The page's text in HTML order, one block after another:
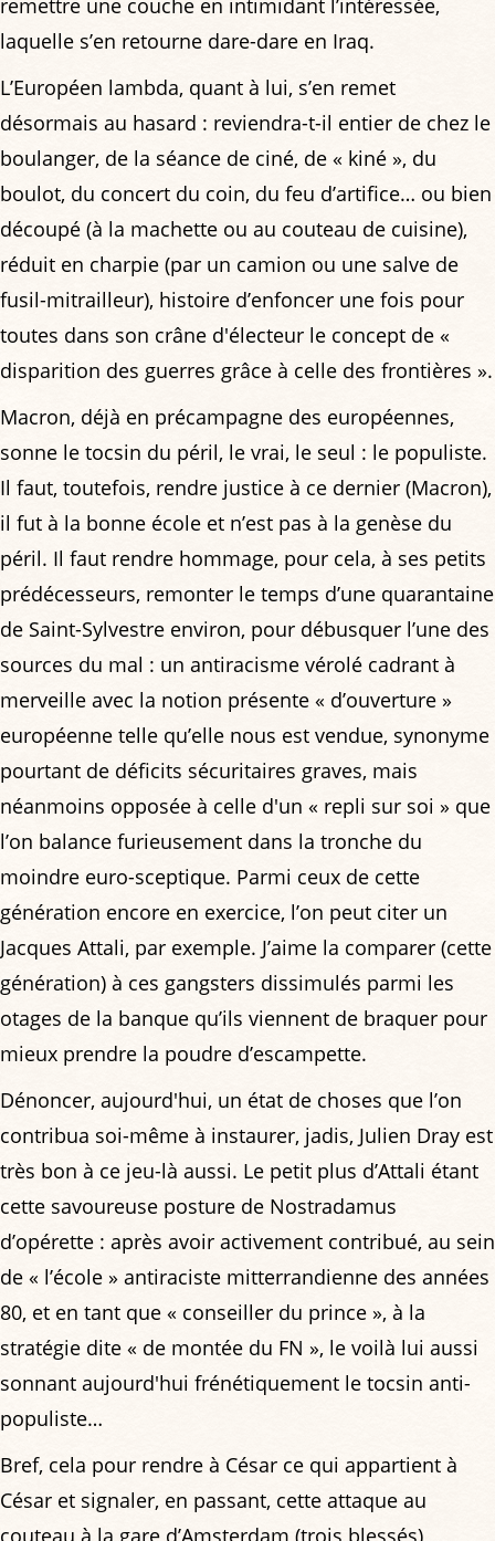
laquelle s’en retourne dare-dare en Iraq.
L’Européen lambda, quant à lui, s’en remet
désormais au hasard : reviendra-t-il entier de chez le
boulanger, de la séance de ciné, de « kiné », du
boulot, du concert du coin, du feu d’artifice… ou bien
découpé (à la machette ou au couteau de cuisine),
réduit en charpie (par un camion ou une salve de
fusil-mitrailleur), histoire d’enfoncer une fois pour
toutes dans son crâne d'électeur le concept de «
disparition des guerres grâce à celle des frontières ».
Macron, déjà en précampagne des européennes,
sonne le tocsin du péril, le vrai, le seul : le populiste.
Il faut, toutefois, rendre justice à ce dernier (Macron),
il fut à la bonne école et n’est pas à la genèse du
péril. Il faut rendre hommage, pour cela, à ses petits
prédécesseurs, remonter le temps d’une quarantaine
de Saint-Sylvestre environ, pour débusquer l’une des
sources du mal : un antiracisme vérolé cadrant à
merveille avec la notion présente « d’ouverture »
européenne telle qu’elle nous est vendue, synonyme
pourtant de déficits sécuritaires graves, mais
néanmoins opposée à celle d'un « repli sur soi » que
l’on balance furieusement dans la tronche du
moindre euro-sceptique. Parmi ceux de cette
génération encore en exercice, l’on peut citer un
Jacques Attali, par exemple. J’aime la comparer (cette
génération) à ces gangsters dissimulés parmi les
otages de la banque qu’ils viennent de braquer pour
mieux prendre la poudre d’escampette.
Dénoncer, aujourd'hui, un état de choses que l’on
contribua soi-même à instaurer, jadis, Julien Dray est
très bon à ce jeu-là aussi. Le petit plus d’Attali étant
cette savoureuse posture de Nostradamus
d’opérette : après avoir activement contribué, au sein
de « l’école » antiraciste mitterrandienne des années
80, et en tant que « conseiller du prince », à la
stratégie dite « de montée du FN », le voilà lui aussi
sonnant aujourd'hui frénétiquement le tocsin anti-
populiste…
Bref, cela pour rendre à César ce qui appartient à
César et signaler, en passant, cette attaque au
couteau à la gare d’Amsterdam (trois blessés),